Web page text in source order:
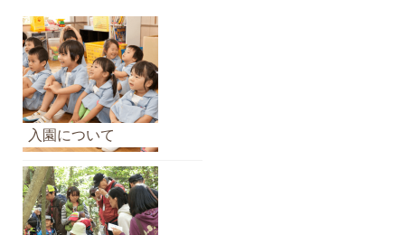
ら
せ
の
ア
ー
カ
イ
ブ
入園について